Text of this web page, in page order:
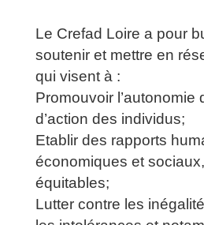
Le Crefad Loire a pour
soutenir et mettre en
qui visent à :
Promouvoir l’autonomie
d’action des individus;
Etablir des rapports
économiques et
équitables;
Lutter contre les